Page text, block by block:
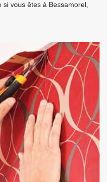
vous êtes à Bessamorel,